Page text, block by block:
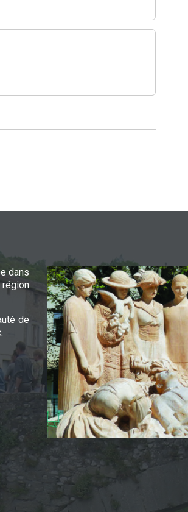
dans
de